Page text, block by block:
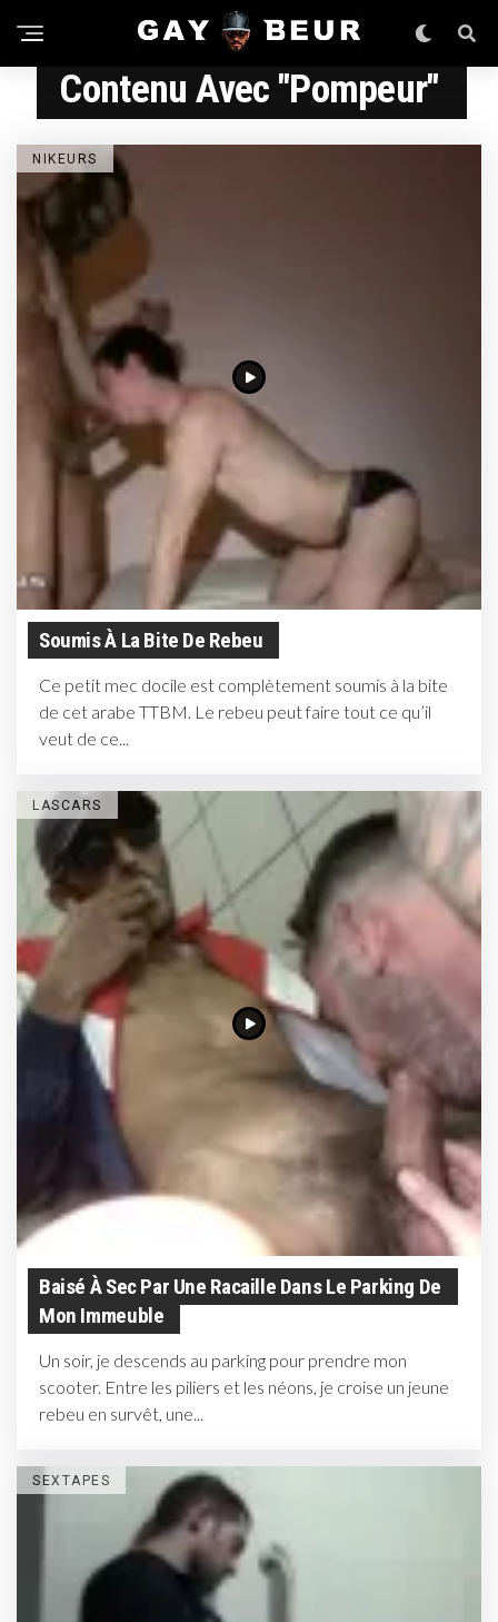
Contenu Avec "pompeur"
NIKEURS
Soumis À La Bite De Rebeu
Ce petit mec docile est complètement soumis à la bite
de cet arabe TTBM. Le rebeu peut faire tout ce qu’il
veut de ce...
LASCARS
Baisé À Sec Par Une Racaille Dans Le Parking De
Mon Immeuble
Un soir, je descends au parking pour prendre mon
scooter. Entre les piliers et les néons, je croise un jeune
rebeu en survêt, une...
SEXTAPES